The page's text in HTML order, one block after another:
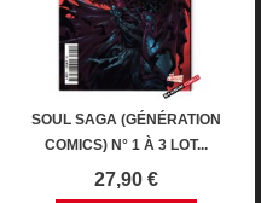
SOUL SAGA (GÉNÉRATION
COMICS) N° 1 À 3 LOT...
Prix
27,90 €